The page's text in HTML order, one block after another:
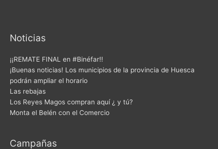
Noticias
¡¡REMATE FINAL en #Binéfar!!
¡Buenas noticias! Los municipios de la provincia de Huesca
podrán ampliar el horario
Las rebajas
Los Reyes Magos compran aquí ¿ y tú?
Monta el Belén con el Comercio
Campañas